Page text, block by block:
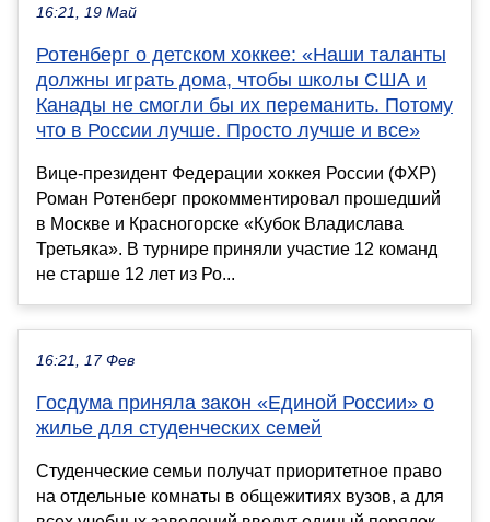
16:21, 19 Май
Ротенберг о детском хоккее: «Наши таланты
должны играть дома, чтобы школы США и
Канады не смогли бы их переманить. Потому
что в России лучше. Просто лучше и все»
Вице‑президент Федерации хоккея России (ФХР)
Роман Ротенберг прокомментировал прошедший
в Москве и Красногорске «Кубок Владислава
Третьяка». В турнире приняли участие 12 команд
не старше 12 лет из Ро...
16:21, 17 Фев
Госдума приняла закон «Единой России» о
жилье для студенческих семей
Студенческие семьи получат приоритетное право
на отдельные комнаты в общежитиях вузов, а для